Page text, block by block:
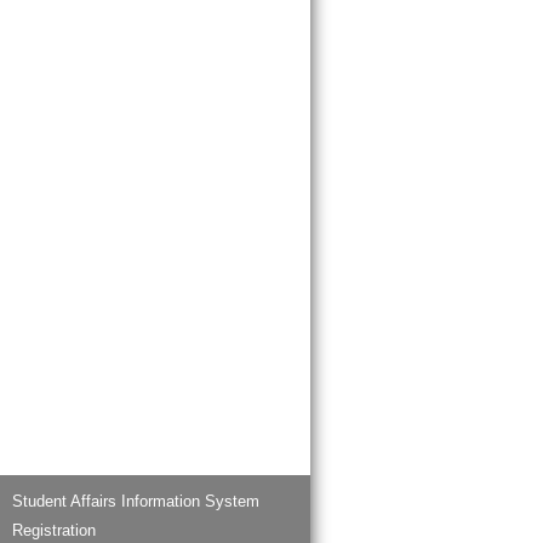
Student Affairs Information System
Registration